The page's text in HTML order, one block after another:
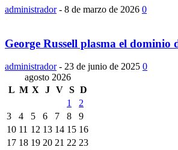
administrador - 8 de marzo de 2026 0
George Russell plasma el dominio
administrador - 23 de junio de 2025 0
agosto 2026
L M X J V S D
1
2
3
4 5 6 7 8
9
10 11 12 13 14 15 16
17 18 19 20 21 22 23